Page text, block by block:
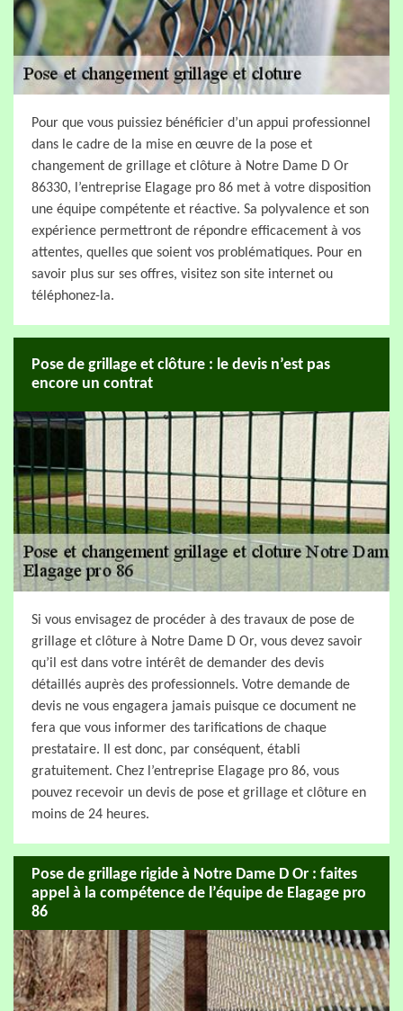
Pour que vous puissiez bénéficier d’un appui professionnel
dans le cadre de la mise en œuvre de la pose et
changement de grillage et clôture à Notre Dame D Or
86330, l’entreprise Elagage pro 86 met à votre disposition
une équipe compétente et réactive. Sa polyvalence et son
expérience permettront de répondre efficacement à vos
attentes, quelles que soient vos problématiques. Pour en
savoir plus sur ses offres, visitez son site internet ou
téléphonez-la.
Pose de grillage et clôture : le devis n’est pas
encore un contrat
Si vous envisagez de procéder à des travaux de pose de
grillage et clôture à Notre Dame D Or, vous devez savoir
qu’il est dans votre intérêt de demander des devis
détaillés auprès des professionnels. Votre demande de
devis ne vous engagera jamais puisque ce document ne
fera que vous informer des tarifications de chaque
prestataire. Il est donc, par conséquent, établi
gratuitement. Chez l’entreprise Elagage pro 86, vous
pouvez recevoir un devis de pose et grillage et clôture en
moins de 24 heures.
Pose de grillage rigide à Notre Dame D Or : faites
appel à la compétence de l’équipe de Elagage pro
86